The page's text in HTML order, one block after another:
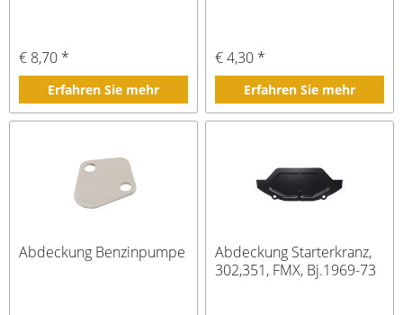
€ 8,70 *
Erfahren Sie mehr
€ 4,30 *
Erfahren Sie mehr
Abdeckung Benzinpumpe
Abdeckung Starterkranz,
302,351, FMX, Bj.1969-73